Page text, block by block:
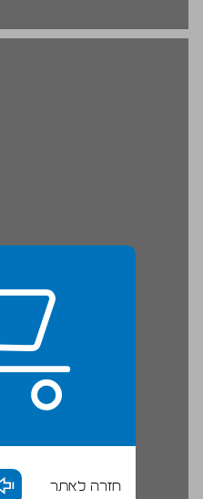
חזרה לאתר